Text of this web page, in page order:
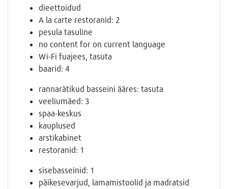
dieettoidud
A la carte restoranid: 2
pesula tasuline
no content for on current language
Wi-Fi fuajees, tasuta
baarid: 4
rannarätikud basseini ääres: tasuta
veeliumäed: 3
spaa-keskus
kauplused
arstikabinet
restoranid: 1
sisebasseinid: 1
päikesevarjud, lamamistoolid ja madratsid